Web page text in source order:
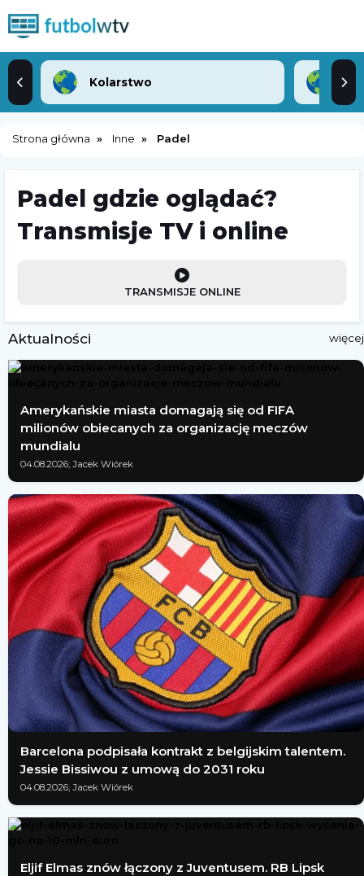
Kolarstwo
Strona główna Inne Padel
Padel gdzie oglądać?
Transmisje TV i online
TRANSMISJE ONLINE
Aktualności więcej
Amerykańskie miasta domagają się od FIFA
milionów obiecanych za organizację meczów
mundialu
04.08.2026; Jacek Wiórek
Barcelona podpisała kontrakt z belgijskim talentem.
Jessie Bissiwou z umową do 2031 roku
04.08.2026; Jacek Wiórek
Eljif Elmas znów łączony z Juventusem. RB Lipsk